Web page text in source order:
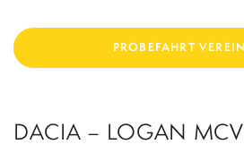
STADELPOWER TUNING
KONTAKT
PROBEFAHRT
DACIA – LOGAN
BERATUNGSGESPR